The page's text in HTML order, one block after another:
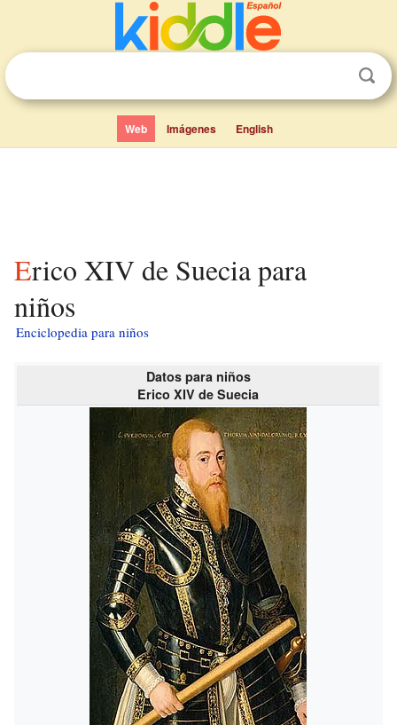
Web Imágenes English
Erico XIV de Suecia para
niños
Enciclopedia para niños
Datos para niños
Erico XIV de Suecia